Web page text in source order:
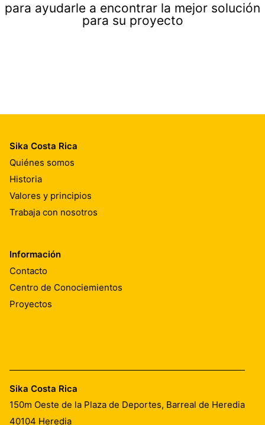
para ayudarle a encontrar la mejor solución
para su proyecto
Sika Costa Rica
Quiénes somos
Historia
Valores y principios
Trabaja con nosotros
Información
Contacto
Centro de Conociemientos
Proyectos
Sika Costa Rica
150m Oeste de la Plaza de Deportes, Barreal de Heredia
40104 Heredia